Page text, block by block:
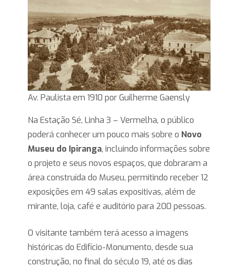
Av. Paulista em 1910 por Guilherme Gaensly
Na Estação Sé, Linha 3 – Vermelha, o público
poderá conhecer um pouco mais sobre o Novo
Museu do Ipiranga, incluindo informações sobre
o projeto e seus novos espaços, que dobraram a
área construída do Museu, permitindo receber 12
exposições em 49 salas expositivas, além de
mirante, loja, café e auditório para 200 pessoas.
O visitante também terá acesso a imagens
históricas do Edifício-Monumento, desde sua
construção, no final do século 19, até os dias